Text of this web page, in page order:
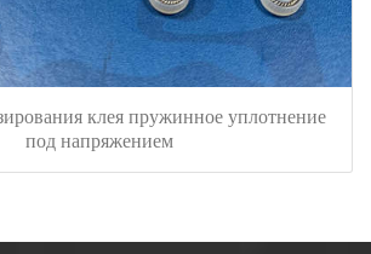
клея пружинное уплотнение
под напряжением